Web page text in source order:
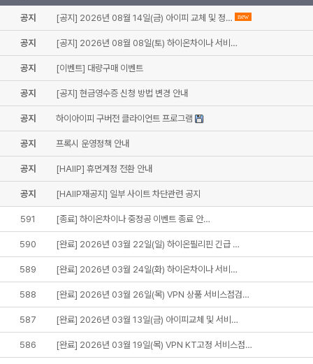
공지 [공지] 2026년 08월 14일(금) 아이피 교체 및 정… new
공지 [공지] 2026년 08월 08일(토) 하이온차이나 서비…
공지 [이벤트] 대량구매 이벤트
공지 [공지] 현금영수증 신청 방법 변경 안내
공지 하이아이피 구버전 클라이언트 프로그램
공지 프록시 운영정책 안내
공지 [HAIIP] 휴먼계정 전환 안내
공지 [HAIIP재공지] 일부 사이트 차단관련 공지
591 [종료] 하이온차이나 중정공 이벤트 종료 안…
590 [완료] 2026년 03월 22일(일) 하이온필리핀 긴급 …
589 [완료] 2026년 03월 24일(화) 하이온차이나 서비…
588 [완료] 2026년 03월 26일(목) VPN 상품 서비스점검…
587 [완료] 2026년 03월 13일(금) 아이피교체 및 서비…
586 [완료] 2026년 03월 19일(목) VPN KT고정 서비스점…